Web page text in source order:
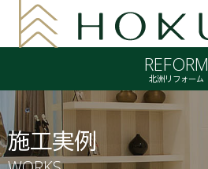
REFORM
北洲リフォーム
施工実例